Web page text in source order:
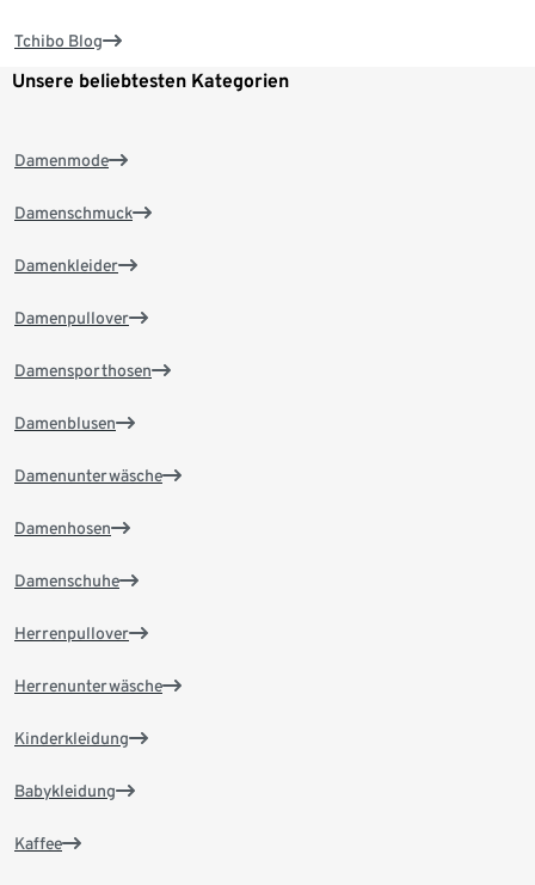
Tchibo Blog
Unsere beliebtesten Kategorien
Damenmode
Damenschmuck
Damenkleider
Damenpullover
Damensporthosen
Damenblusen
Damenunterwäsche
Damenhosen
Damenschuhe
Herrenpullover
Herrenunterwäsche
Kinderkleidung
Babykleidung
Kaffee